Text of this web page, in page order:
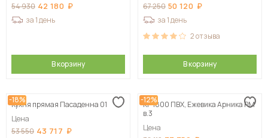
54 930 42 180
за 1 день
В корзину
67 250 50 120
за 1 день
2отзыва
В корзину
-18%
Кухня прямая Пасаденна 01
Цена
53 550 43 717
-12%
КГ 1800 ПВХ, Ежевика Арника РМ
в.3
Цена